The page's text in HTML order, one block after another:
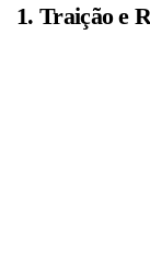
1. Traição e